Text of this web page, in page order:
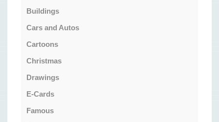
Buildings
Cars and Autos
Cartoons
Christmas
Drawings
E-Cards
Famous